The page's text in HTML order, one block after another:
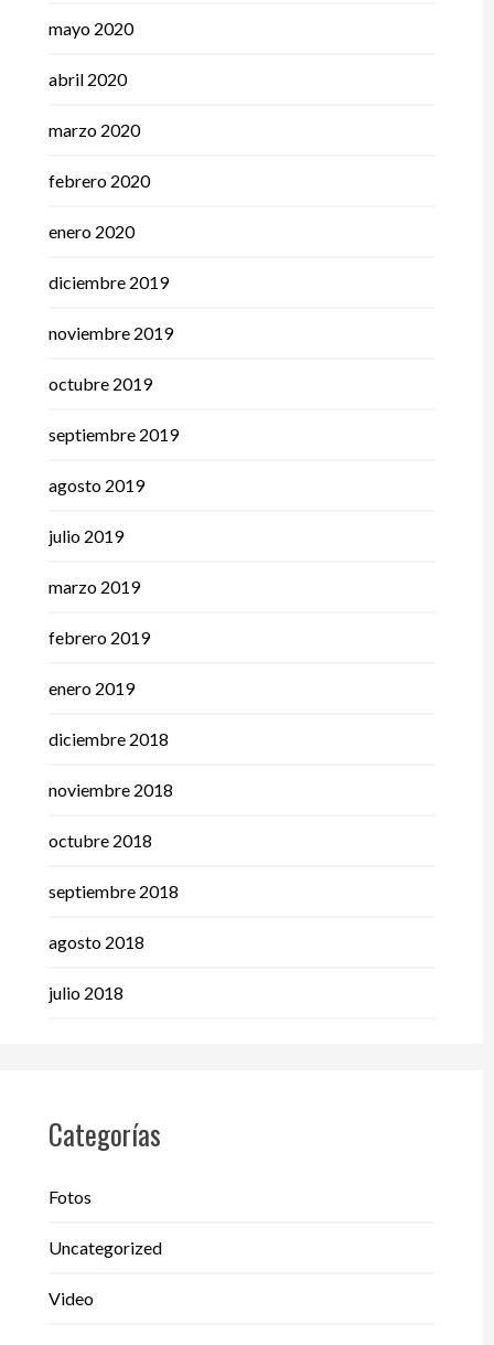
mayo 2020
abril 2020
marzo 2020
febrero 2020
enero 2020
diciembre 2019
noviembre 2019
octubre 2019
septiembre 2019
agosto 2019
julio 2019
marzo 2019
febrero 2019
enero 2019
diciembre 2018
noviembre 2018
octubre 2018
septiembre 2018
agosto 2018
julio 2018
Categorías
Fotos
Uncategorized
Video